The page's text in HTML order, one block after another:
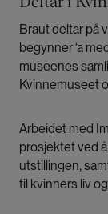
Braut deltar på
begynner ‘a
museenes
Kvinnemuseet
Arbeidet med
prosjektet ved
utstillingen,
til kvinners liv